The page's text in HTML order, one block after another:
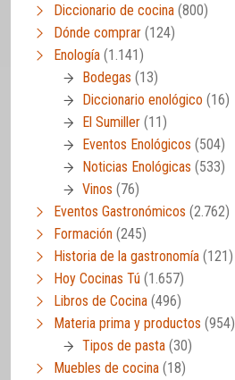
Diccionario de cocina (800)
Dónde comprar (124)
Enología (1.141)
Bodegas (13)
Diccionario enológico (16)
El Sumiller (11)
Eventos Enológicos (504)
Noticias Enológicas (533)
Vinos (76)
Eventos Gastronómicos (2.762)
Formación (245)
Historia de la gastronomía (121)
Hoy Cocinas Tú (1.657)
Libros de Cocina (496)
Materia prima y productos (954)
Tipos de pasta (30)
Muebles de cocina (18)